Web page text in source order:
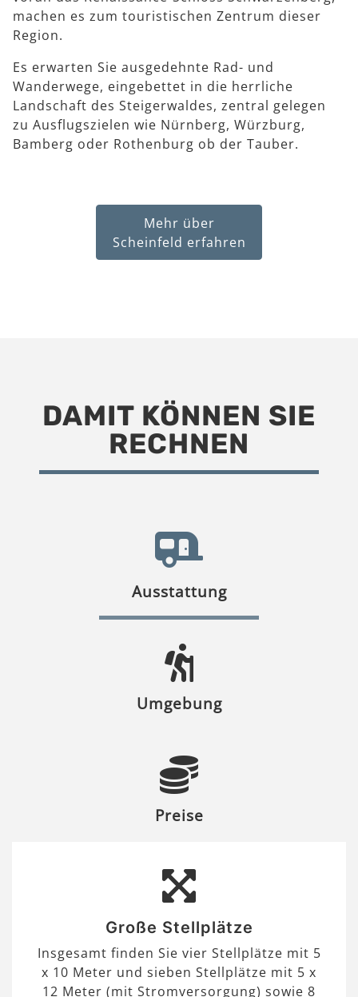
machen es zum touristischen Zentrum dieser
Region.
Es erwarten Sie ausgedehnte Rad- und
Wanderwege, eingebettet in die herrliche
Landschaft des Steigerwaldes, zentral gelegen
zu Ausflugszielen wie Nürnberg, Würzburg,
Bamberg oder Rothenburg ob der Tauber.
Mehr über
Scheinfeld erfahren
DAMIT KÖNNEN SIE
RECHNEN
Ausstattung
Umgebung
Preise
Große Stellplätze
Insgesamt finden Sie vier Stellplätze mit 5
x 10 Meter und sieben Stellplätze mit 5 x
12 Meter (mit Stromversorgung) sowie 8